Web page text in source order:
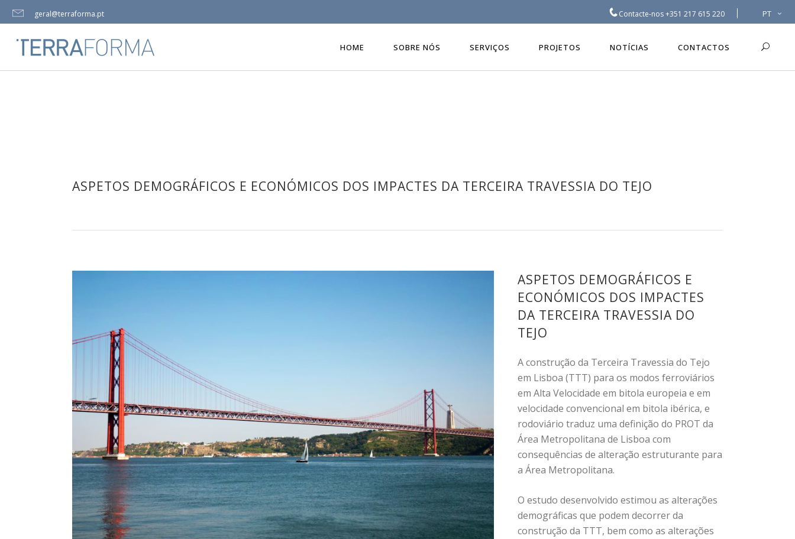
geral@terraforma.pt Contacte-nos+351 217 615 220 PT
HOME SOBRE NÓS SERVIÇOS PROJETOS NOTÍCIAS CONTACTOS
ASPETOS DEMOGRÁFICOS E ECONÓMICOS DOS IMPACTES DA TERCEIRA TRAVESSIA DO TEJO
ASPETOS DEMOGRÁFICOS E
ECONÓMICOS DOS IMPACTES
DA TERCEIRA TRAVESSIA DO
TEJO
A construção da Terceira Travessia do Tejo
em Lisboa (TTT) para os modos ferroviários
em Alta Velocidade em bitola europeia e em
velocidade convencional em bitola ibérica, e
rodoviário traduz uma definição do PROT da
Área Metropolitana de Lisboa com
consequências de alteração estruturante para
a Área Metropolitana.
O estudo desenvolvido estimou as alterações
demográficas que podem decorrer da
construção da TTT, bem como as alterações